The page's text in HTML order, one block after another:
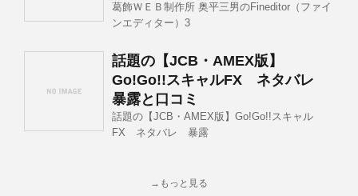
葛飾ＷＥＢ制作所 奥平三男のFineditor（ファイ
ンエディター）3
話題の【JCB・AMEX版】
Go!Go!!スキャルFX ネタバレ
暴露と口コミ
話題の【JCB・AMEX版】Go!Go!!スキャル
FX ネタバレ 暴露
→もっと見る